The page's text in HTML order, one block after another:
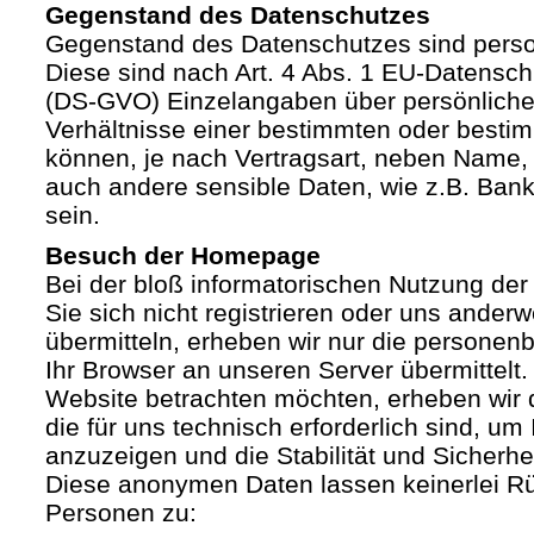
Gegenstand des Datenschutzes
Gegenstand des Datenschutzes sind
Diese sind nach Art. 4 Abs. 1 EU-
(DS-GVO) Einzelangaben über
Verhältnisse einer bestimmten oder
können, je nach Vertragsart, neben
auch andere sensible Daten, wie z.B.
sein.
Besuch der Homepage
Bei der bloß informatorischen Nutzung
Sie sich nicht registrieren oder uns
übermitteln, erheben wir nur die
Ihr Browser an unseren Server
Website betrachten möchten, erheben wir
die für uns technisch erforderlich sind, um
anzuzeigen und die Stabilität und
Diese anonymen Daten lassen keinerlei
Personen zu: